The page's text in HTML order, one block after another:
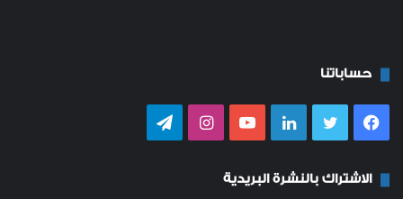
حساباتنا
فيسبوكتويتر لينكدإنيوتيوبانستقرامتيلقرام
الاشتراك بالنشرة البريدية